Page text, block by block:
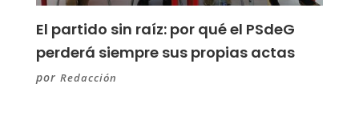
El partido sin raíz: por qué el PSdeG
perderá siempre sus propias actas
por Redacción